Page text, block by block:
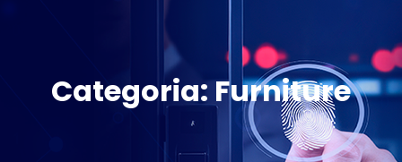
Categoria:Furniture